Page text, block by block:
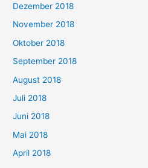
Dezember 2018
November 2018
Oktober 2018
September 2018
August 2018
Juli 2018
Juni 2018
Mai 2018
April 2018